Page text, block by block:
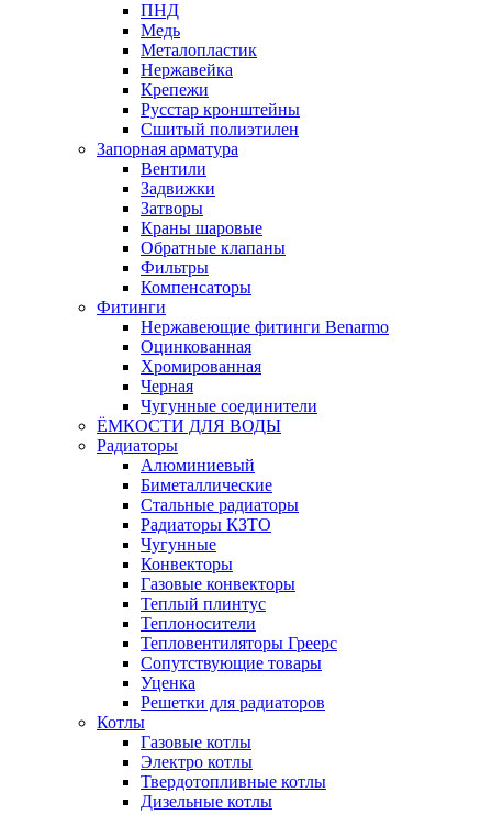
ПНД
Медь
Металопластик
Нержавейка
Крепежи
Русстар кронштейны
Сшитый полиэтилен
Запорная арматура
Вентили
Задвижки
Затворы
Краны шаровые
Обратные клапаны
Фильтры
Компенсаторы
Фитинги
Нержавеющие фитинги Benarmo
Оцинкованная
Хромированная
Черная
Чугунные соединители
ЁМКОСТИ ДЛЯ ВОДЫ
Радиаторы
Алюминиевый
Биметаллические
Стальные радиаторы
Радиаторы КЗТО
Чугунные
Конвекторы
Газовые конвекторы
Теплый плинтус
Теплоносители
Тепловентиляторы Греерс
Сопутствующие товары
Уценка
Решетки для радиаторов
Котлы
Газовые котлы
Электро котлы
Твердотопливные котлы
Дизельные котлы